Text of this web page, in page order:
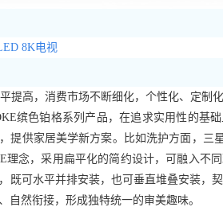
8K电视
提高，消费市场不断细化，个性化、定制
缤色铂格系列产品，在追求实用性的基
提供家居美学新方案。比如洗护方面，三
理念，采用扁平化的简约设计，可融入不
既可水平并排安装，也可垂直堆叠安装，
自然衔接，形成独特统一的审美趣味。